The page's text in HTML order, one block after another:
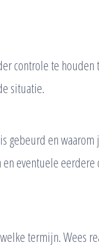
controle te houden
situatie.
gebeurd en
eventuele
termijn. Wees